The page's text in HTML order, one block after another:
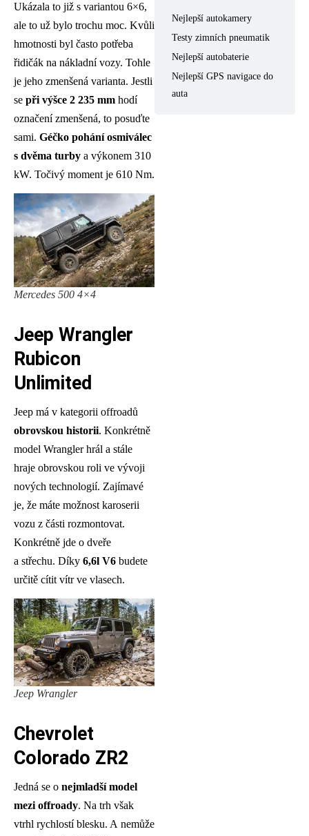
Ukázala to již s variantou 6×6,
ale to už bylo trochu moc. Kvůli
hmotnosti byl často potřeba
řidičák na nákladní vozy. Tohle
je jeho zmenšená varianta. Jestli
se při výšce 2 235 mm hodí
označení zmenšená, to posuďte
sami. Géčko pohání osmiválec
s dvěma turby a výkonem 310
kW. Točivý moment je 610 Nm.
Mercedes 500 4×4
Jeep Wrangler
Rubicon
Unlimited
Jeep má v kategorii offroadů
obrovskou historii. Konkrétně
model Wrangler hrál a stále
hraje obrovskou roli ve vývoji
nových technologií. Zajímavé
je, že máte možnost karoserii
vozu z části rozmontovat.
Konkrétně jde o dveře
a střechu. Díky 6,6l V6 budete
určitě cítit vítr ve vlasech.
Jeep Wrangler
Chevrolet
Colorado ZR2
Jedná se o nejmladší model
mezi offroady. Na trh však
vtrhl rychlostí blesku. A nemůže
Nejlepší autokamery
Testy zimních pneumatik
Nejlepší autobaterie
Nejlepší GPS navigace do
auta